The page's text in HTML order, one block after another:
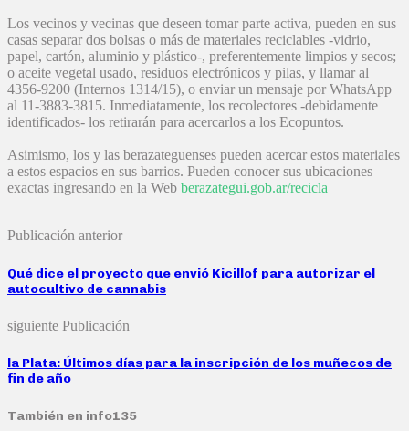
Los vecinos y vecinas que deseen tomar parte activa, pueden en sus
casas separar dos bolsas o más de materiales reciclables -vidrio,
papel, cartón, aluminio y plástico-, preferentemente limpios y secos;
o aceite vegetal usado, residuos electrónicos y pilas, y llamar al
4356-9200 (Internos 1314/15), o enviar un mensaje por WhatsApp
al 11-3883-3815. Inmediatamente, los recolectores -debidamente
identificados- los retirarán para acercarlos a los Ecopuntos.
Asimismo, los y las berazateguenses pueden acercar estos materiales
a estos espacios en sus barrios. Pueden conocer sus ubicaciones
exactas ingresando en la Web berazategui.gob.ar/recicla
Publicación anterior
Qué dice el proyecto que envió Kicillof para autorizar el
autocultivo de cannabis
siguiente Publicación
la Plata: Últimos días para la inscripción de los muñecos de
fin de año
También en info135